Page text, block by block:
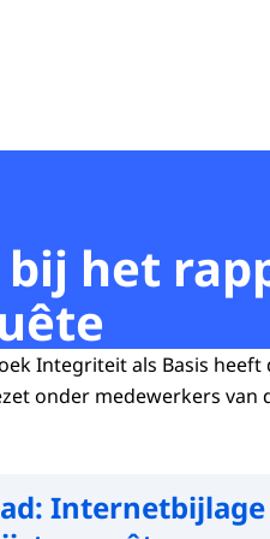
het
Integriteit als Basis heeft
onder medewerkers van